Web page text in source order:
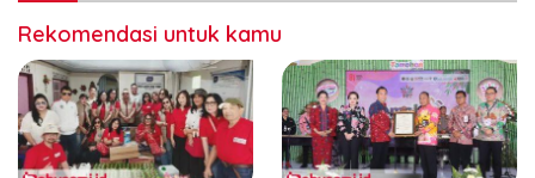
Rekomendasi untuk kamu